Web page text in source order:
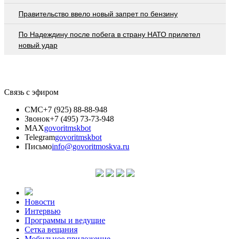
Правительство ввело новый запрет по бензину
По Надеждину после побега в страну НАТО прилетел
новый удар
Связь с эфиром
СМС+7 (925) 88-88-948
Звонок+7 (495) 73-73-948
MAXgovoritmskbot
Telegramgovoritmskbot
Письмоinfo@govoritmoskva.ru
Новости
Интервью
Программы и ведущие
Сетка вещания